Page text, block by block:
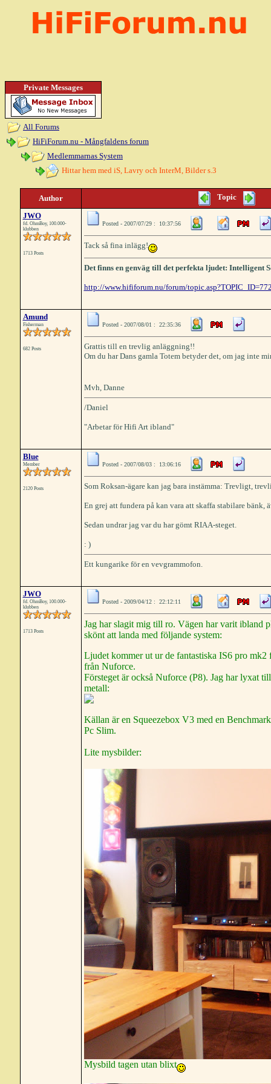
Private Messages
All Forums
HiFiForum.nu - Mångfaldens forum
Medlemmarnas System
Hittar hem med iS, Lavry och InterM, Bilder s.3
Author Topic
JWO
fd. OhmBoy, 100.000-
klubben
1713 Posts
Posted - 2007/07/29 : 10:37:56
Tack så fina inlägg!
Det finns en genväg till det perfekta ljudet: Intelligent
http://www.hififorum.nu/forum/
Amund
Fisherman
682 Posts
Posted - 2007/08/01 : 22:35:36
Grattis till en trevlig anläggning!!
Om du har Dans gamla Totem betyder det, om jag inte
Mvh, Danne
/Daniel
"Arbetar för Hifi Art ibland"
Blue
Member
2120 Posts
Posted - 2007/08/03 : 13:06:16
Som Roksan-ägare kan jag bara instämma: Trevligt,
En grej att fundera på kan vara att skaffa stabilare bänk,
Sedan undrar jag var du har gömt RIAA-steget.
: )
Ett kungarike för en vevgrammofon.
JWO
fd. OhmBoy, 100.000-
klubben
1713 Posts
Posted - 2009/04/12 : 22:12:11
Jag har slagit mig till ro. Vägen har varit ibland
skönt att landa med följande system:
Ljudet kommer ut ur de fantastiska IS6 pro
från Nuforce.
Försteget är också Nuforce (P8). Jag har lyxat
metall:
Källan är en Squeezebox V3 med en
Pc Slim.
Lite mysbilder:
Mysbild tagen utan blixt